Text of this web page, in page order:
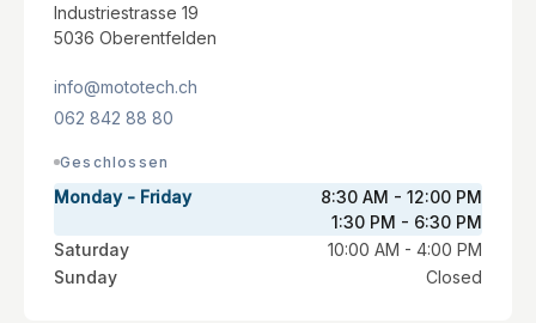
Industriestrasse 19
5036 Oberentfelden
info@mototech.ch
062 842 88 80
Geschlossen
Monday - Friday
8:30 AM - 12:00 PM
1:30 PM - 6:30 PM
Saturday
10:00 AM - 4:00 PM
Sunday
Closed